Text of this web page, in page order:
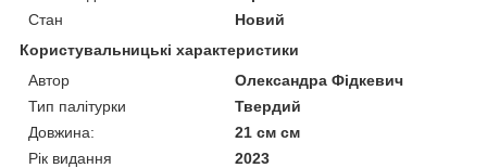
Стан
Новий
Користувальницькі характеристики
Автор
Олександра Фідкевич
Тип палітурки
Твердий
Довжина:
21 см см
Рік видання
2023